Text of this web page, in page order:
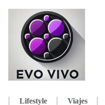
Lifestyle Viajes